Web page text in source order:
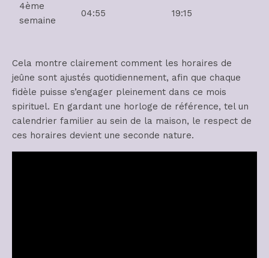
4ème
semaine
04:55 19:15
Cela montre clairement comment les horaires de
jeûne sont ajustés quotidiennement, afin que chaque
fidèle puisse s’engager pleinement dans ce mois
spirituel. En gardant une horloge de référence, tel un
calendrier familier au sein de la maison, le respect de
ces horaires devient une seconde nature.